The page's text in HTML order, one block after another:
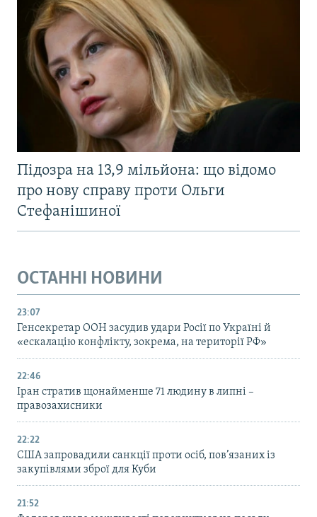
Підозра на 13,9 мільйона: що відомо
про нову справу проти Ольги
Стефанішиної
ОСТАННІ НОВИНИ
23:07
Генсекретар ООН засудив удари Росії по Україні й
«ескалацію конфлікту, зокрема, на території РФ»
22:46
Іран стратив щонайменше 71 людину в липні –
правозахисники
22:22
США запровадили санкції проти осіб, пов’язаних із
закупівлями зброї для Куби
21:52